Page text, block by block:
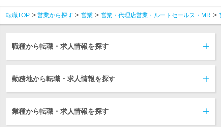
転職TOP 営業から探す 営業 営業・代理店営業・ルートセールス・MR
職種から転職・求人情報を探す
勤務地から転職・求人情報を探す
業種から転職・求人情報を探す